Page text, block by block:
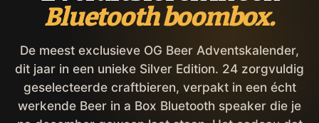
Bluetooth boombox.
De meest exclusieve OG Beer Adventskalender,
dit jaar in een unieke Silver Edition. 24 zorgvuldig
geselecteerde craftbieren, verpakt in een écht
werkende Beer in a Box Bluetooth speaker die je